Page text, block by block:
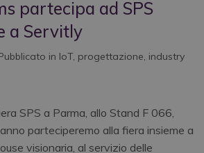
partecipa ad SPS
a Servitly
in IoT, progettazione, industry
SPS a Parma, allo Stand F 066,
parteciperemo alla fiera insieme a
visionaria, al servizio delle